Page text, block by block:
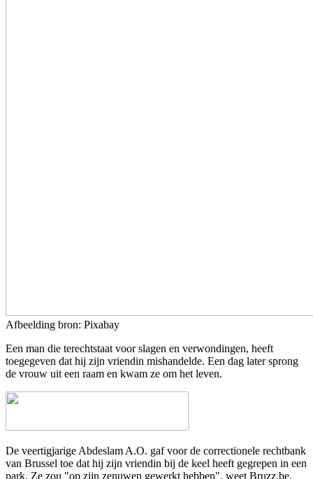
Afbeelding bron: Pixabay
Een man die terechtstaat voor slagen en verwondingen, heeft
toegegeven dat hij zijn vriendin mishandelde. Een dag later sprong
de vrouw uit een raam en kwam ze om het leven.
De veertigjarige Abdeslam A.O. gaf voor de correctionele rechtbank
van Brussel toe dat hij zijn vriendin bij de keel heeft gegrepen in een
park. Ze zou "op zijn zenuwen gewerkt hebben", weet Bruzz.be.